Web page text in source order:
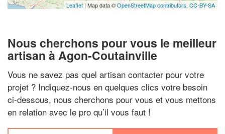
Leaflet | Map data ©OpenStreetMap contributors, CC-BY-SA
Nous cherchons pour vous le meilleur
artisan à Agon-Coutainville
Vous ne savez pas quel artisan contacter pour votre
projet ? Indiquez-nous en quelques clics votre besoin
ci-dessous, nous cherchons pour vous et vous mettons
en relation avec le pro qu’il vous faut !